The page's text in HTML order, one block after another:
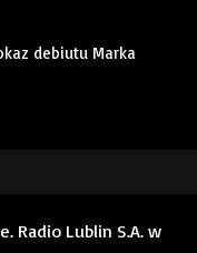
debiutu Marka
Radio Lublin S.A. w